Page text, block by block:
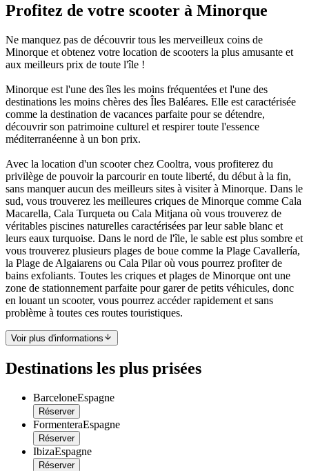
Profitez de votre scooter à Minorque
Ne manquez pas de découvrir tous les merveilleux coins de
Minorque et obtenez votre location de scooters la plus amusante et
aux meilleurs prix de toute l'île !
Minorque est l'une des îles les moins fréquentées et l'une des
destinations les moins chères des Îles Baléares. Elle est caractérisée
comme la destination de vacances parfaite pour se détendre,
découvrir son patrimoine culturel et respirer toute l'essence
méditerranéenne à un bon prix.
Avec la location d'un scooter chez Cooltra, vous profiterez du
privilège de pouvoir la parcourir en toute liberté, du début à la fin,
sans manquer aucun des meilleurs sites à visiter à Minorque. Dans le
sud, vous trouverez les meilleures criques de Minorque comme Cala
Macarella, Cala Turqueta ou Cala Mitjana où vous trouverez de
véritables piscines naturelles caractérisées par leur sable blanc et
leurs eaux turquoise. Dans le nord de l'île, le sable est plus sombre et
vous trouverez plusieurs plages de boue comme la Plage Cavallería,
la Plage de Algaiarens ou Cala Pilar où vous pourrez profiter de
bains exfoliants. Toutes les criques et plages de Minorque ont une
zone de stationnement parfaite pour garer de petits véhicules, donc
en louant un scooter, vous pourrez accéder rapidement et sans
problème à toutes ces routes touristiques.
Voir plus d'informations
Destinations les plus prisées
BarceloneEspagne
Réserver
FormenteraEspagne
Réserver
IbizaEspagne
Réserver